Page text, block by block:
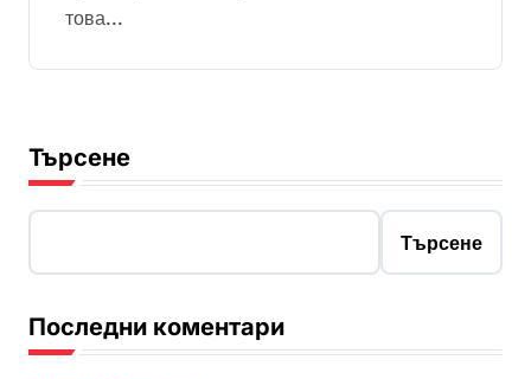
това...
Търсене
Търсене
Последни коментари